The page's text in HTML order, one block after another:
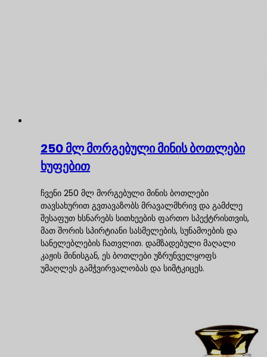
250 მლ მორგებული მინის ბოთლები
ხუფებით
ჩვენი 250 მლ მორგებული მინის ბოთლები
თავსახურით გვთავაზობს მრავალმხრივ და გამძლე
შესაფუთ ხსნარებს სითხეების ფართო სპექტრისთვის,
მათ შორის სპირტიანი სასმელების, სუნამოების და
სანელებლების ჩათვლით. დამზადებული მაღალი
კაჟის მინისგან, ეს ბოთლები უზრუნველყოფს
უმაღლეს გამჭვირვალობას და სიმტკიცეს.